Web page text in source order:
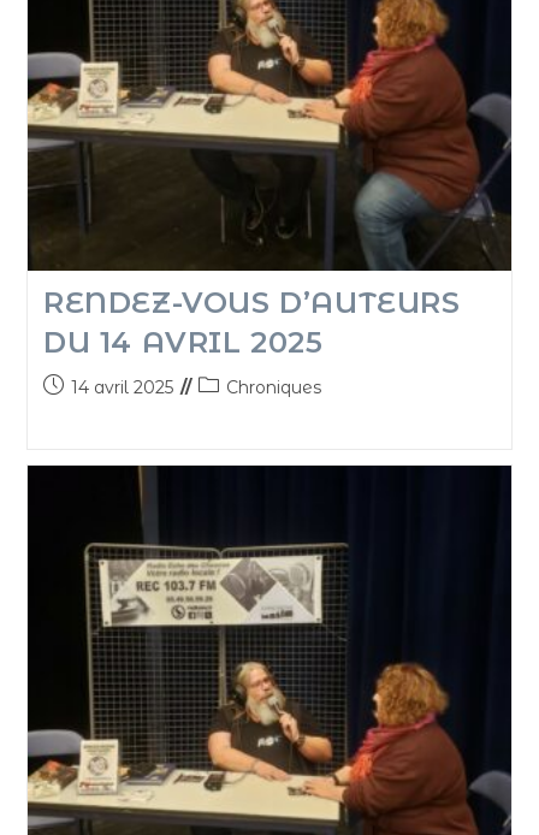
RENDEZ-VOUS D’AUTEURS
DU 14 AVRIL 2025
14 avril 2025 Chroniques